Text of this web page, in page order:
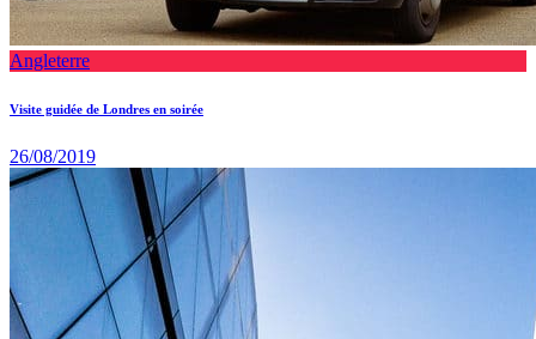
Angleterre
Visite guidée de Londres en soirée
26/08/2019